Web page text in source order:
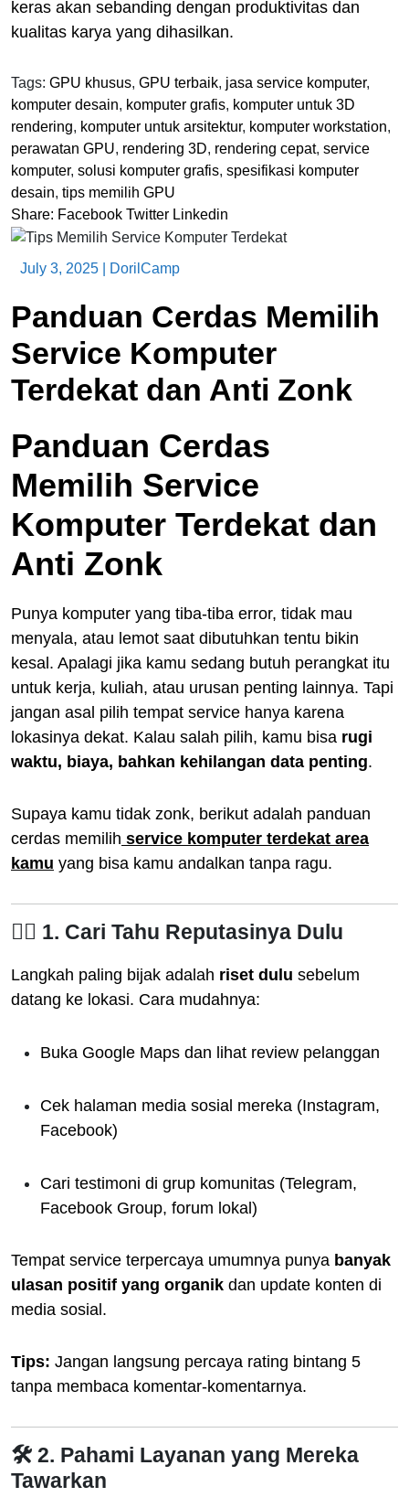
keras akan sebanding dengan produktivitas dan
kualitas karya yang dihasilkan.
Tags: GPU khusus, GPU terbaik, jasa service komputer,
komputer desain, komputer grafis, komputer untuk 3D
rendering, komputer untuk arsitektur, komputer workstation,
perawatan GPU, rendering 3D, rendering cepat, service
komputer, solusi komputer grafis, spesifikasi komputer
desain, tips memilih GPU
Share: Facebook Twitter Linkedin
July 3, 2025 DorilCamp
Panduan Cerdas Memilih
Service Komputer
Terdekat dan Anti Zonk
Panduan Cerdas
Memilih Service
Komputer Terdekat dan
Anti Zonk
Punya komputer yang tiba-tiba error, tidak mau
menyala, atau lemot saat dibutuhkan tentu bikin
kesal. Apalagi jika kamu sedang butuh perangkat itu
untuk kerja, kuliah, atau urusan penting lainnya. Tapi
jangan asal pilih tempat service hanya karena
lokasinya dekat. Kalau salah pilih, kamu bisa rugi
waktu, biaya, bahkan kehilangan data penting.
Supaya kamu tidak zonk, berikut adalah panduan
cerdas memilih service komputer terdekat area
kamu yang bisa kamu andalkan tanpa ragu.
🕵️‍♂️ 1. Cari Tahu Reputasinya Dulu
Langkah paling bijak adalah riset dulu sebelum
datang ke lokasi. Cara mudahnya:
Buka Google Maps dan lihat review pelanggan
Cek halaman media sosial mereka (Instagram,
Facebook)
Cari testimoni di grup komunitas (Telegram,
Facebook Group, forum lokal)
Tempat service terpercaya umumnya punya banyak
ulasan positif yang organik dan update konten di
media sosial.
Tips: Jangan langsung percaya rating bintang 5
tanpa membaca komentar-komentarnya.
🛠️ 2. Pahami Layanan yang Mereka
Tawarkan